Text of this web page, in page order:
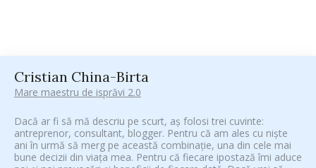
Cristian China-Birta
Mare maestru de isprăvi 2.0
Dacă ar fi să mă descriu pe scurt, aș folosi trei cuvinte:
antreprenor, consultant, blogger. Pentru că am ales cu niște
ani în urmă să merg pe această combinație, una din cele mai
bune decizii din viața mea. Pentru că fiecare ipostază îmi aduce